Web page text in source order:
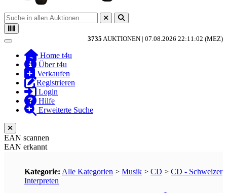
3735 AUKTIONEN | 07.08.2026 22:11:02 (MEZ)
Toggle navigation
Home t4u
Über t4u
Verkaufen
Registrieren
Login
Hilfe
Erweiterte Suche
EAN scannen
EAN erkannt
Kategorie: Alle Kategorien > Musik > CD > CD - Schweizer
Interpreten